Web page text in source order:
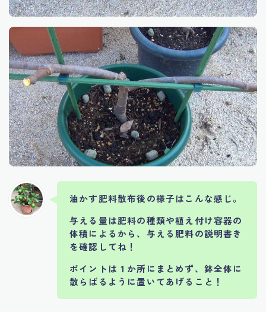
油かす肥料散布後の様子はこんな感じ。
与える量は肥料の種類や植え付け容器の
体積によるから、与える肥料の説明書き
を確認してね！
ポイントは１か所にまとめず、鉢全体に
散らばるように置いてあげること！